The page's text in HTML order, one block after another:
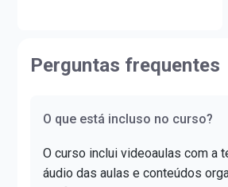
alunos.Já ajudou mais de 20.000
estudantes a realizarem o sonho
Perguntas frequentes
O que está incluso no curso?
O curso inclui videoaulas com a
áudio das aulas e conteúdos